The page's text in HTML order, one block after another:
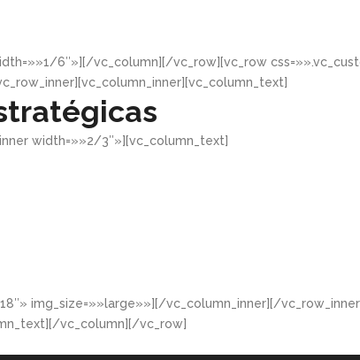
6″»][/vc_column][/vc_row][vc_row
width=»»2/3″»][vc_column_text]
img_size=»»large»»][/vc_column_inner][/
vc_column][/vc_row]